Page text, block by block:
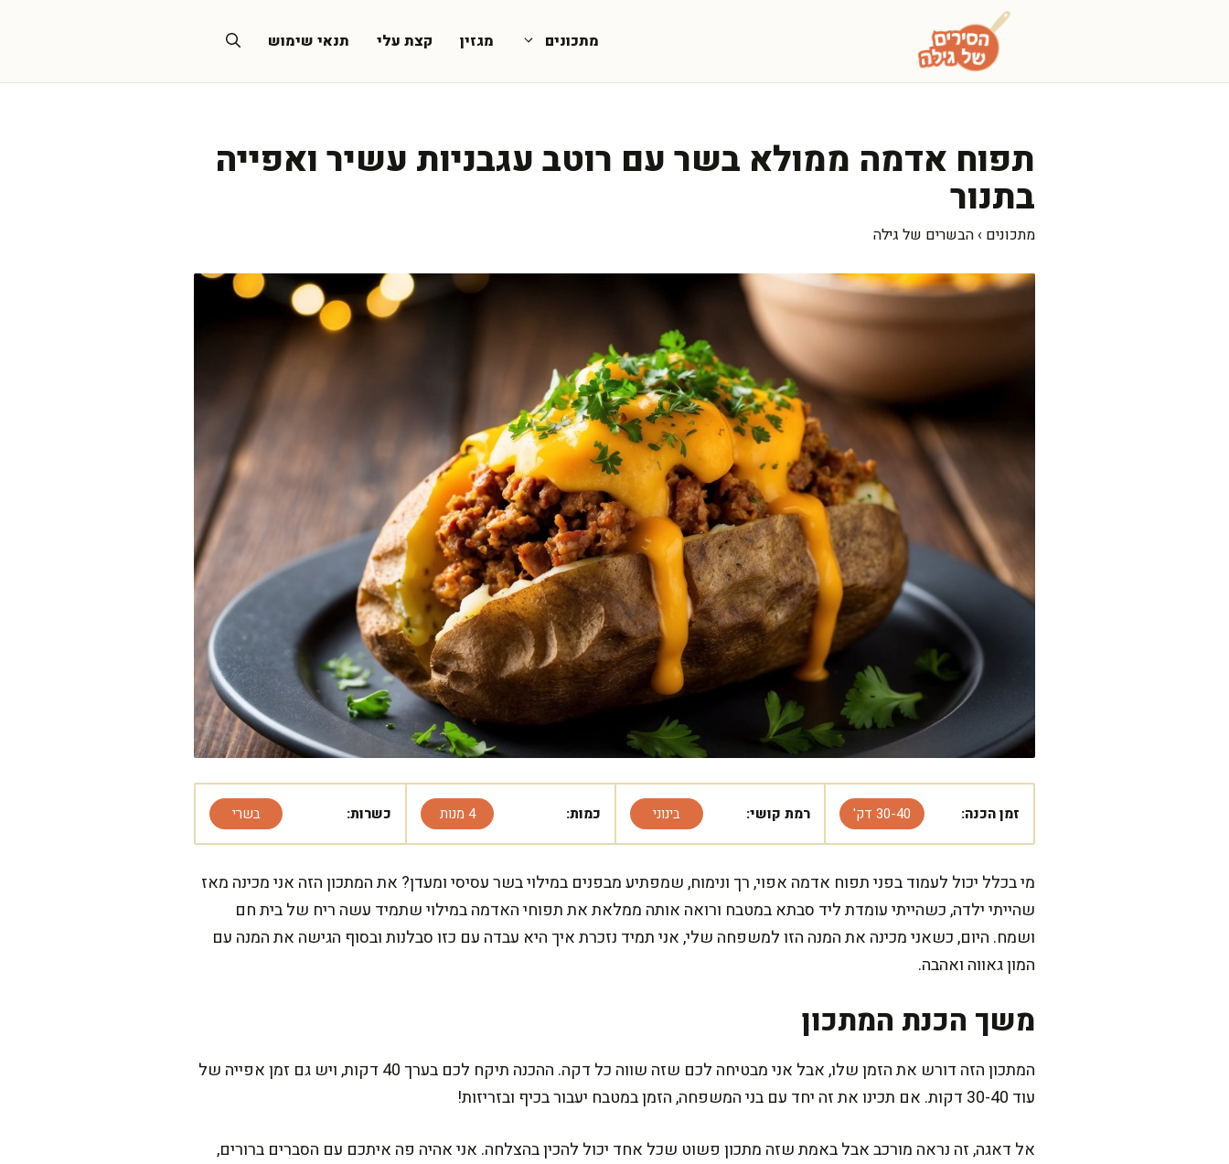
מתכונים מגזין קצת עלי תנאי שימוש
תפוח אדמה ממולא בשר עם רוטב עגבניות עשיר ואפייה
בתנור
מתכונים › הבשרים של גילה
זמן הכנה: 30-40 דק' רמת קושי: בינוני כמות: 4 מנות כשרות: בשרי
מי בכלל יכול לעמוד בפני תפוח אדמה אפוי, רך ונימוח, שמפתיע מבפנים במילוי בשר עסיסי ומעדן? את המתכון הזה אני מכינה מאז
שהייתי ילדה, כשהייתי עומדת ליד סבתא במטבח ורואה אותה ממלאת את תפוחי האדמה במילוי שתמיד עשה ריח של בית חם
ושמח. היום, כשאני מכינה את המנה הזו למשפחה שלי, אני תמיד נזכרת איך היא עבדה עם כזו סבלנות ובסוף הגישה את המנה עם
המון גאווה ואהבה.
משך הכנת המתכון
המתכון הזה דורש את הזמן שלו, אבל אני מבטיחה לכם שזה שווה כל דקה. ההכנה תיקח לכם בערך 40 דקות, ויש גם זמן אפייה של
עוד 30-40 דקות. אם תכינו את זה יחד עם בני המשפחה, הזמן במטבח יעבור בכיף ובזריזות!
אל דאגה, זה נראה מורכב אבל באמת שזה מתכון פשוט שכל אחד יכול להכין בהצלחה. אני אהיה פה איתכם עם הסברים ברורים,